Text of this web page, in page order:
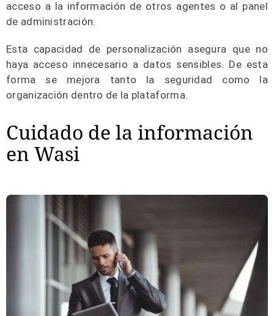
acceso a la información de otros agentes o al panel
de administración.
Esta capacidad de personalización asegura que no
haya acceso innecesario a datos sensibles. De esta
forma se mejora tanto la seguridad como la
organización dentro de la plataforma.
Cuidado de la información
en Wasi